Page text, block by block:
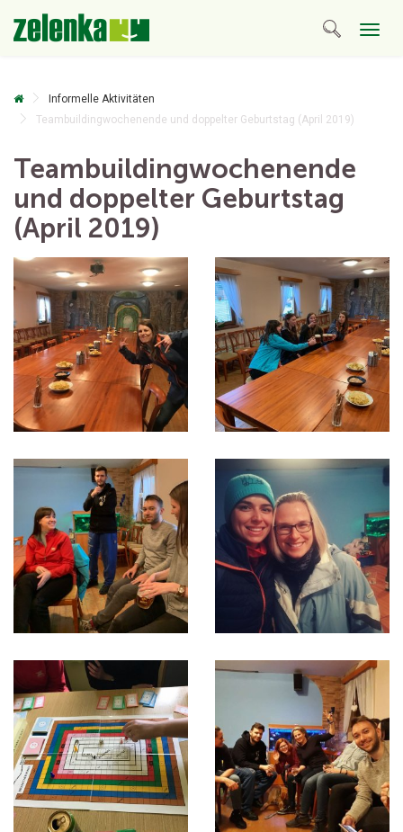
Informelle Aktivitäten
Teambuildingwochenende und doppelter Geburtstag (April 2019)
Teambuildingwochenende
und doppelter Geburtstag
(April 2019)